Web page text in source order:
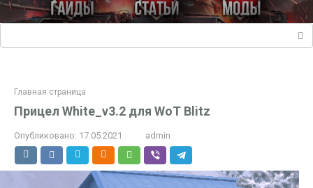
Главная страница
Прицел White_v3.2 для WoT Blitz
Опубликовано: 17.05.2021 admin